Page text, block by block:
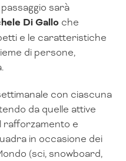
sarà
Di Gallo che
e le caratteristiche
di persone,
con ciascuna
da quelle attive
rafforzamento e
in occasione dei
(sci, snowboard,